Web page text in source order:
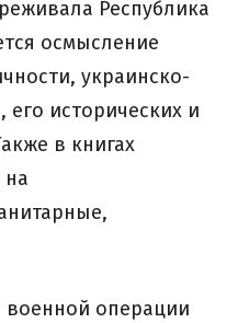
Республика
осмысление
украинско-
его исторических и
в книгах
военной операции